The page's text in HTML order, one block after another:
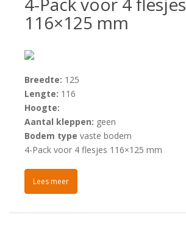
116×125 mm
Breedte: 125
Lengte: 116
Hoogte:
Aantal kleppen: geen
Bodem type vaste bodem
4-Pack voor 4 flesjes 116×125 mm
Lees meer